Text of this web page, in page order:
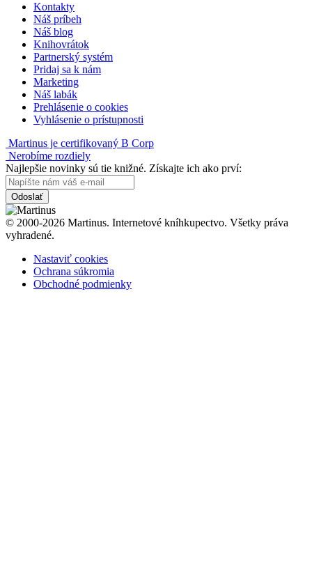
Kontakty
Náš príbeh
Náš blog
Knihovrátok
Partnerský systém
Pridaj sa k nám
Marketing
Náš labák
Prehlásenie o cookies
Vyhlásenie o prístupnosti
Martinus je certifikovaný B Corp
Nerobíme rozdiely
Najlepšie novinky sú tie knižné. Získajte ich ako prví:
Odoslať
© 2000-2026 Martinus. Internetové kníhkupectvo. Všetky práva
vyhradené.
Nastaviť cookies
Ochrana súkromia
Obchodné podmienky